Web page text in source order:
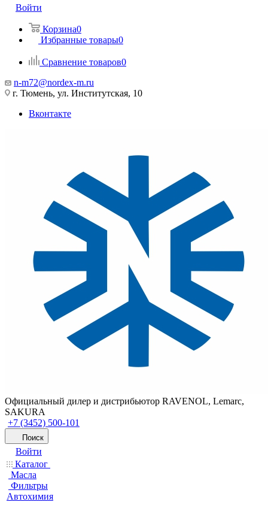
Войти
Корзина0
Избранные товары0
Сравнение товаров0
n-m72@nordex-m.ru
г. Тюмень, ул. Институтская, 10
Вконтакте
Официальный дилер и дистрибьютор RAVENOL, Lemarc,
SAKURA
+7 (3452) 500-101
Поиск
Войти
Каталог
Масла
Фильтры
Автохимия